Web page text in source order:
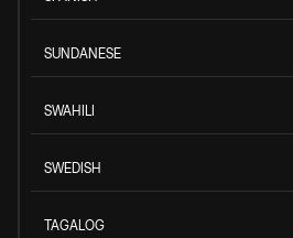
SUNDANESE
SWAHILI
SWEDISH
TAGALOG